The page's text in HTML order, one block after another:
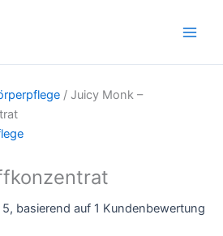
/ Juicy Monk –
basierend auf 1 Kundenbewertung